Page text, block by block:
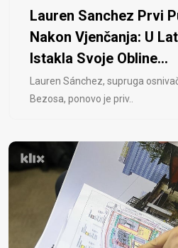
Lauren Sanchez Prvi
Nakon Vjenčanja: U
Istakla Svoje Obline...
Lauren Sánchez, supruga
Bezosa, ponovo je priv..